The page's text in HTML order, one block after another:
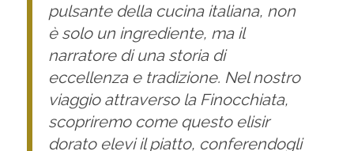
pulsante della cucina italiana, non
è solo un ingrediente, ma il
narratore di una storia di
eccellenza e tradizione. Nel nostro
viaggio attraverso la Finocchiata,
scopriremo come questo elisir
dorato elevi il piatto, conferendogli